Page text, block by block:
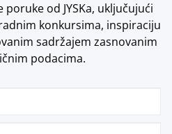
od JYSKa, uključujući
konkursima, inspiraciju
sadržajem zasnovanim
podacima.